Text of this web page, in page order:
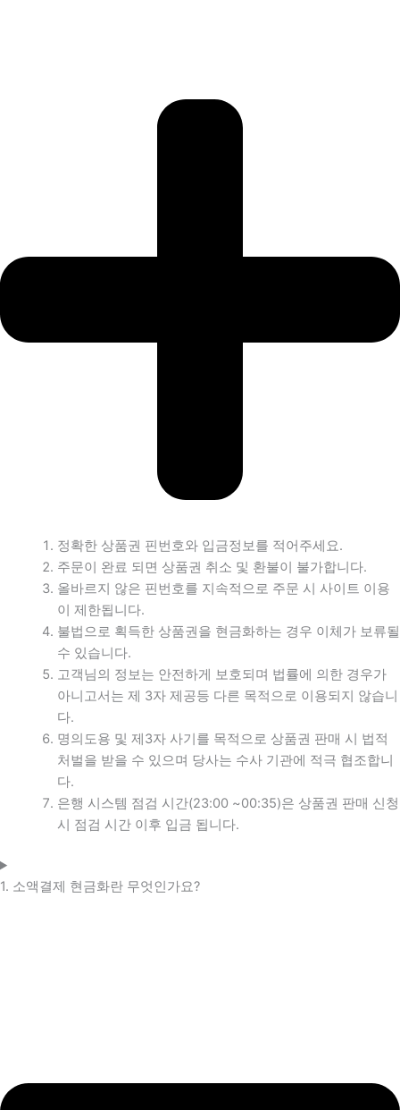
정확한 상품권 핀번호와 입금정보를 적어주세요.
주문이 완료 되면 상품권 취소 및 환불이 불가합니다.
올바르지 않은 핀번호를 지속적으로 주문 시 사이트 이용
이 제한됩니다.
불법으로 획득한 상품권을 현금화하는 경우 이체가 보류될
수 있습니다.
고객님의 정보는 안전하게 보호되며 법률에 의한 경우가
아니고서는 제 3자 제공등 다른 목적으로 이용되지 않습니
다.
명의도용 및 제3자 사기를 목적으로 상품권 판매 시 법적
처벌을 받을 수 있으며 당사는 수사 기관에 적극 협조합니
다.
은행 시스템 점검 시간(23:00 ~00:35)은 상품권 판매 신청
시 점검 시간 이후 입금 됩니다.
1. 소액결제 현금화란 무엇인가요?